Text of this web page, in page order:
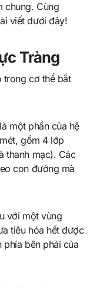
chung. Cùng
viết dưới đây!
Tràng
trong cơ thể bắt
một phần của hệ
gồm 4 lớp
thanh mạc). Các
con đường mà
với một vùng
tiêu hóa hết được
bên phải của